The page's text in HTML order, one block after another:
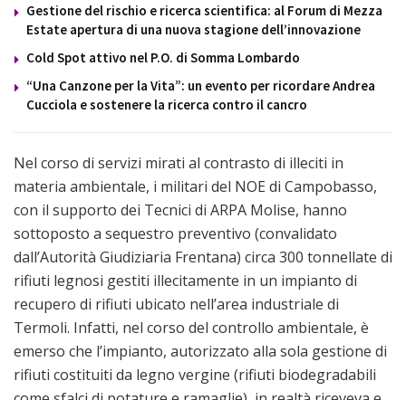
Gestione del rischio e ricerca scientifica: al Forum di Mezza
Estate apertura di una nuova stagione dell’innovazione
Cold Spot attivo nel P.O. di Somma Lombardo
“Una Canzone per la Vita”: un evento per ricordare Andrea
Cucciola e sostenere la ricerca contro il cancro
Nel corso di servizi mirati al contrasto di illeciti in
materia ambientale, i militari del NOE di Campobasso,
con il supporto dei Tecnici di ARPA Molise, hanno
sottoposto a sequestro preventivo (convalidato
dall’Autorità Giudiziaria Frentana) circa 300 tonnellate di
rifiuti legnosi gestiti illecitamente in un impianto di
recupero di rifiuti ubicato nell’area industriale di
Termoli. Infatti, nel corso del controllo ambientale, è
emerso che l’impianto, autorizzato alla sola gestione di
rifiuti costituiti da legno vergine (rifiuti biodegradabili